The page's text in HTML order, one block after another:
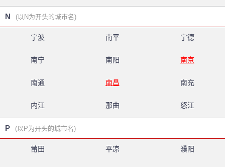
N (以N为开头的城市名)
宁波 南平 宁德
南宁 南阳 南京
南通 南昌 南充
内江 那曲 怒江
P (以P为开头的城市名)
莆田 平凉 濮阳